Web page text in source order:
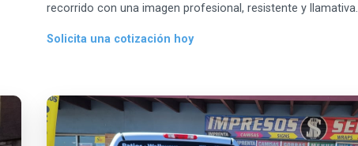
recorrido con una imagen profesional, resistente y llamativa.
Solicita una cotización hoy